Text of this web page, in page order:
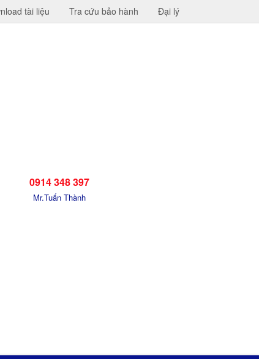
tài liệu Tra cứu bảo hành Đại lý
0914 348 397
Mr.Tuấn Thành